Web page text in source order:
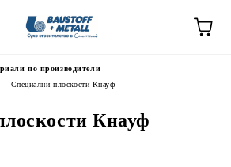
по производители
Специални плоскости Кнауф
Кнауф